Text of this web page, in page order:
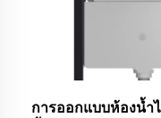
การออกแบบห้องน้ำ